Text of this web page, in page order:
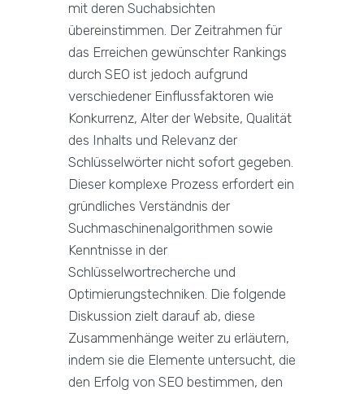
mit deren Suchabsichten
übereinstimmen. Der Zeitrahmen für
das Erreichen gewünschter Rankings
durch SEO ist jedoch aufgrund
verschiedener Einflussfaktoren wie
Konkurrenz, Alter der Website, Qualität
des Inhalts und Relevanz der
Schlüsselwörter nicht sofort gegeben.
Dieser komplexe Prozess erfordert ein
gründliches Verständnis der
Suchmaschinenalgorithmen sowie
Kenntnisse in der
Schlüsselwortrecherche und
Optimierungstechniken. Die folgende
Diskussion zielt darauf ab, diese
Zusammenhänge weiter zu erläutern,
indem sie die Elemente untersucht, die
den Erfolg von SEO bestimmen, den